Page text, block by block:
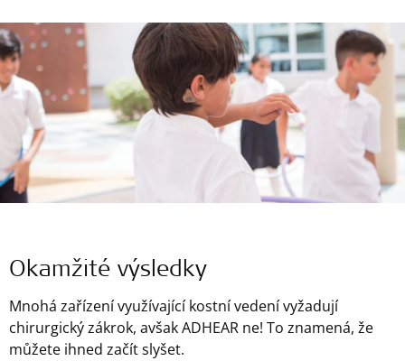
Okamžité výsledky
Mnohá zařízení využívající kostní vedení vyžadují
chirurgický zákrok, avšak ADHEAR ne! To znamená, že
můžete ihned začít slyšet.